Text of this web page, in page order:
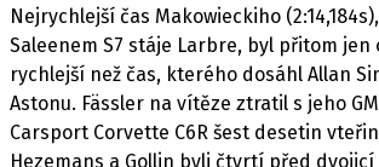
ČEŠI V AKCI
FIA CEZ & POHÁRY
MEZINÁRODNÍ SCÉNA
SLEDUJTE NÁS NA|
Nejrychlejší čas Makowieckiho
Saleenem S7 stáje Larbre, byl přitom jen
rychlejší než čas, kterého dosáhl Allan
Astonu. Fässler na vítěze ztratil s jeho
Carsport Corvette C6R šest desetin
Hezemans a Gollin byli čtvrtí před dvojicí